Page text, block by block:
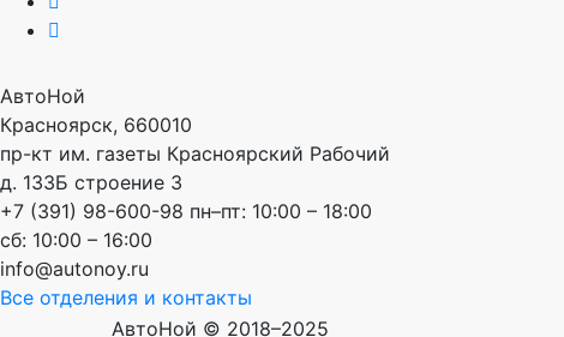
АвтоНой
Красноярск, 660010
пр-кт им. газеты Красноярский Рабочий
д. 133Б строение 3
+7 (391) 98-600-98 пн–пт: 10:00 – 18:00
сб: 10:00 – 16:00
info@autonoy.ru
Все отделения и контакты
АвтоНой © 2018–2025